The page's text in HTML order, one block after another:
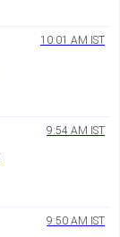
10:01 AM IST
9:54 AM IST
9:50 AM IST